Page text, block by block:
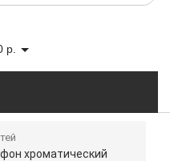
р.
хроматический